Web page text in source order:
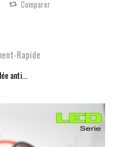
Comparer
Rapide
anti...